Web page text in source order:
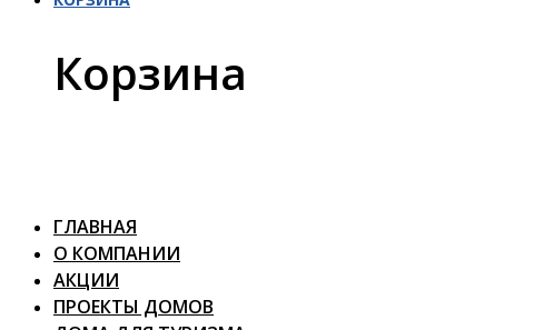
Корзина
ГЛАВНАЯ
О КОМПАНИИ
АКЦИИ
ПРОЕКТЫ ДОМОВ